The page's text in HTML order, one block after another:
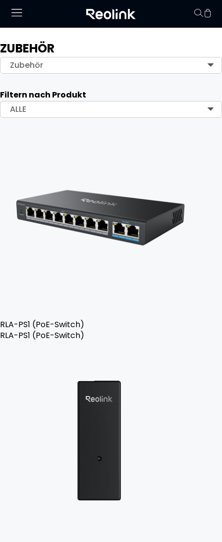
ZUBEHÖR
Zubehör
Filtern nach Produkt
ALLE
RLA-PS1 (PoE-Switch)
RLA-PS1 (PoE-Switch)